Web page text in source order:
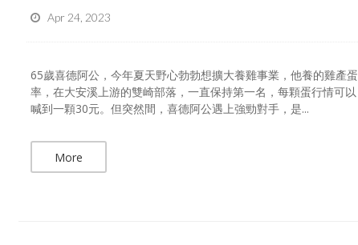
Apr 24, 2023
65歲喜德阿公，今年夏天野心勃勃想擴大養雞事業，他養的雞產蛋
率，在大安溪上游的雙崎部落，一直保持第一名，每顆蛋行情可以
喊到一顆30元。但突然間，喜德阿公遇上強勁對手，是...
More